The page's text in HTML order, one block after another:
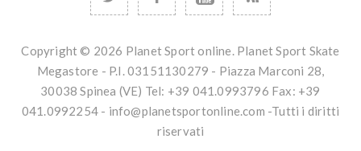
Copyright © 2026 Planet Sport online. Planet Sport Skate
Megastore - P.I. 03151130279 - Piazza Marconi 28,
30038 Spinea (VE) Tel: +39 041.0993796 Fax: +39
041.0992254 - info@planetsportonline.com -Tutti i diritti
riservati